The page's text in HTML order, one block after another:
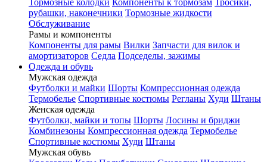
Тормозные колодки Компоненты к тормозам Тросики,
рубашки, наконечники Тормозные жидкости
Обслуживание
Рамы и компоненты
Компоненты для рамы Вилки Запчасти для вилок и
амортизаторов Седла Подседелы, зажимы
Одежда и обувь
Мужская одежда
Футболки и майки Шорты Компрессионная одежда
Термобелье Спортивные костюмы Регланы Худи Штаны
Женская одежда
Футболки, майки и топы Шорты Лосины и бриджи
Комбинезоны Компрессионная одежда Термобелье
Спортивные костюмы Худи Штаны
Мужская обувь